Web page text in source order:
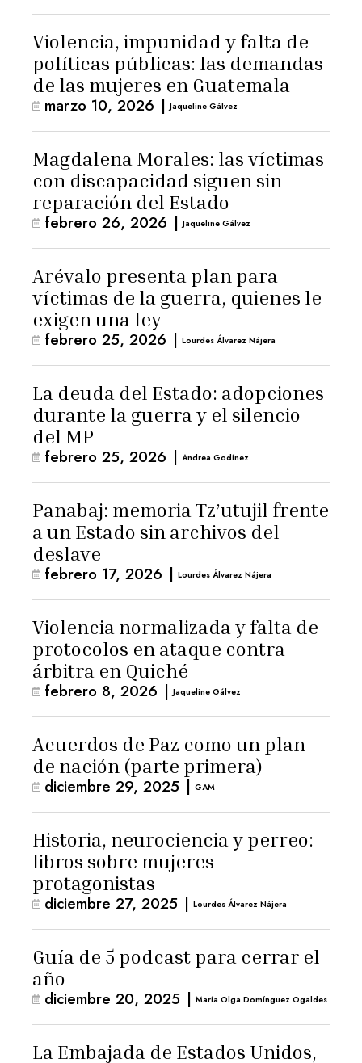
Violencia, impunidad y falta de
políticas públicas: las demandas
de las mujeres en Guatemala
marzo 10, 2026 | Jaqueline Gálvez
Magdalena Morales: las víctimas
con discapacidad siguen sin
reparación del Estado
febrero 26, 2026 | Jaqueline Gálvez
Arévalo presenta plan para
víctimas de la guerra, quienes le
exigen una ley
febrero 25, 2026 | Lourdes Álvarez Nájera
La deuda del Estado: adopciones
durante la guerra y el silencio
del MP
febrero 25, 2026 | Andrea Godínez
Panabaj: memoria Tz’utujil frente
a un Estado sin archivos del
deslave
febrero 17, 2026 | Lourdes Álvarez Nájera
Violencia normalizada y falta de
protocolos en ataque contra
árbitra en Quiché
febrero 8, 2026 | Jaqueline Gálvez
Acuerdos de Paz como un plan
de nación (parte primera)
diciembre 29, 2025 | GAM
Historia, neurociencia y perreo:
libros sobre mujeres
protagonistas
diciembre 27, 2025 | Lourdes Álvarez Nájera
Guía de 5 podcast para cerrar el
año
diciembre 20, 2025 | María Olga Domínguez Ogaldes
La Embajada de Estados Unidos,